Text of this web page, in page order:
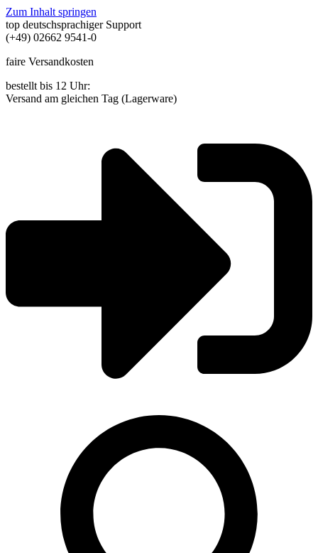
Zum Inhalt springen
top deutschsprachiger Support
(+49) 02662 9541-0
faire Versandkosten
bestellt bis 12 Uhr:
Versand am gleichen Tag (Lagerware)